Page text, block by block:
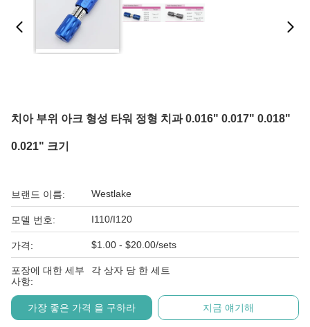
치아 부위 아크 형성 타워 정형 치과 0.016" 0.017" 0.018"
0.021" 크기
브랜드 이름: Westlake
모델 번호: I110/I120
가격: $1.00 - $20.00/sets
포장에 대한 세부
사항:
각 상자 당 한 세트
가장 좋은 가격 을 구하라 지금 얘기해